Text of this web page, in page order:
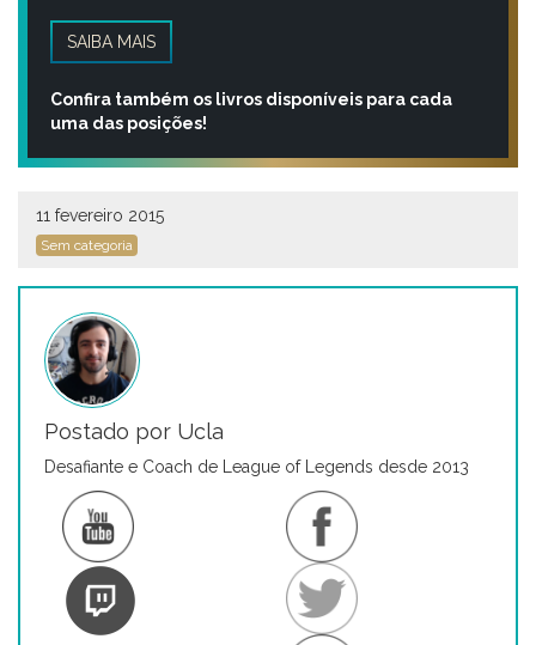
SAIBA MAIS
Confira também os livros disponíveis para cada
uma das posições!
11 fevereiro 2015
Sem categoria
Postado por Ucla
Desafiante e Coach de League of Legends desde 2013